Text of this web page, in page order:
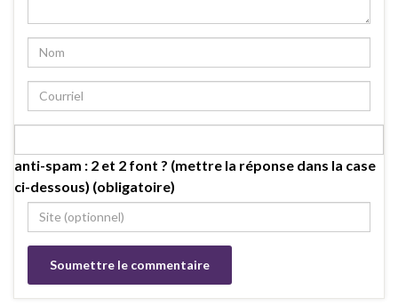
anti-spam : 2 et 2 font ? (mettre la réponse dans la case
ci-dessous) (obligatoire)